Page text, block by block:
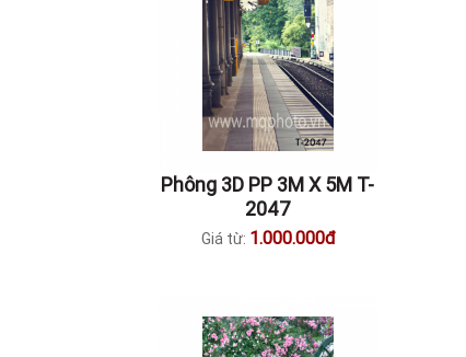
Phông 3D PP 3M X 5M T-
2047
Giá từ: 1.000.000đ